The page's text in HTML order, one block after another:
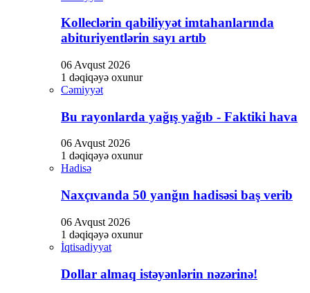
Kolleclərin qabiliyyət imtahanlarında
abituriyentlərin sayı artıb
06 Avqust 2026
1 dəqiqəyə oxunur
Cəmiyyət
Bu rayonlarda yağış yağıb - Faktiki hava
06 Avqust 2026
1 dəqiqəyə oxunur
Hadisə
Naxçıvanda 50 yanğın hadisəsi baş verib
06 Avqust 2026
1 dəqiqəyə oxunur
İqtisadiyyat
Dollar almaq istəyənlərin nəzərinə!